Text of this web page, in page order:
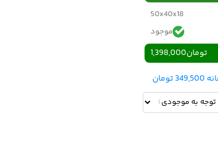
50x40x18
موجود
1,398,000تومان